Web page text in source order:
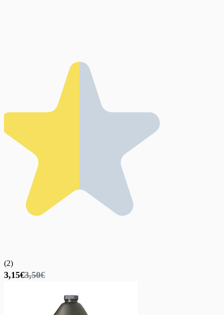
(2)
3,15€3,50€